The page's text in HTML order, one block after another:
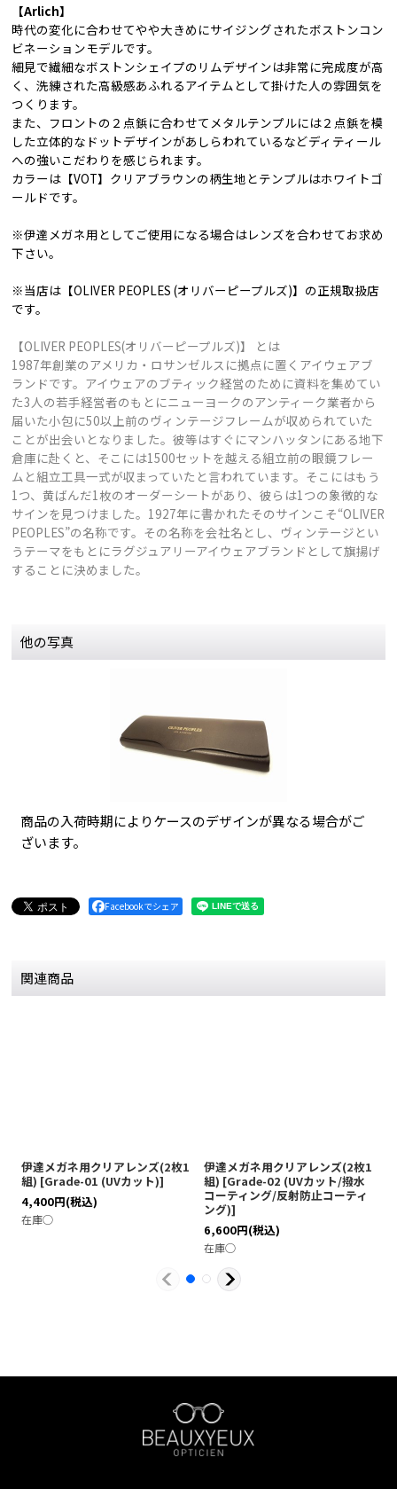
【Arlich】
時代の変化に合わせてやや大きめにサイジングされたボストンコン
ビネーションモデルです。
細見で繊細なボストンシェイプのリムデザインは非常に完成度が高
く、洗練された高級感あふれるアイテムとして掛けた人の雰囲気を
つくります。
また、フロントの２点鋲に合わせてメタルテンプルには２点鋲を模
した立体的なドットデザインがあしらわれているなどディティール
への強いこだわりを感じられます。
カラーは【VOT】クリアブラウンの柄生地とテンプルはホワイトゴ
ールドです。
※伊達メガネ用としてご使用になる場合はレンズを合わせてお求め
下さい。
※当店は【OLIVER PEOPLES (オリバーピープルズ)】の正規取扱店
です。
【OLIVER PEOPLES(オリバーピープルズ)】 とは
1987年創業のアメリカ・ロサンゼルスに拠点に置くアイウェアブ
ランドです。アイウェアのブティック経営のために資料を集めてい
た3人の若手経営者のもとにニューヨークのアンティーク業者から
届いた小包に50以上前のヴィンテージフレームが収められていた
ことが出会いとなりました。彼等はすぐにマンハッタンにある地下
倉庫に赴くと、そこには1500セットを越える組立前の眼鏡フレー
ムと組立工具一式が収まっていたと言われています。そこにはもう
1つ、黄ばんだ1枚のオーダーシートがあり、彼らは1つの象徴的な
サインを見つけました。1927年に書かれたそのサインこそ“OLIVER
PEOPLES”の名称です。その名称を会社名とし、ヴィンテージとい
うテーマをもとにラグジュアリーアイウェアブランドとして旗揚げ
することに決めました。
他の写真
商品の入荷時期によりケースのデザインが異なる場合がご
ざいます。
Facebookでシェア
関連商品
伊達メガネ用クリアレンズ(2枚1
組) [Grade-01 (UVカット)]
4,400円(税込)
在庫◯
伊達メガネ用クリアレンズ(2枚1
組) [Grade-02 (UVカット/撥水
コーティング/反射防止コーティ
ング)]
6,600円(税込)
在庫◯